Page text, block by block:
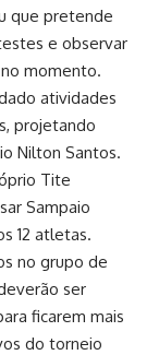
que pretende
e observar
momento.
atividades
projetando
Nilton Santos.
Tite
Sampaio
12 atletas.
no grupo de
ser
ficarem mais
do torneio